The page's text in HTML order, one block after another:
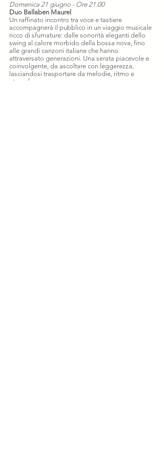
Domenica 21 giugno - Ore 21.00
Duo Ballaben Maurel
Un raffinato incontro tra voce e tastiere
accompagnerà il pubblico in un viaggio musicale
ricco di sfumature: dalle sonorità eleganti dello
swing al calore morbido della bossa nova, fino
alle grandi canzoni italiane che hanno
attraversato generazioni. Una serata piacevole e
coinvolgente, da ascoltare con leggerezza,
lasciandosi trasportare da melodie, ritmo e
atmosfera.